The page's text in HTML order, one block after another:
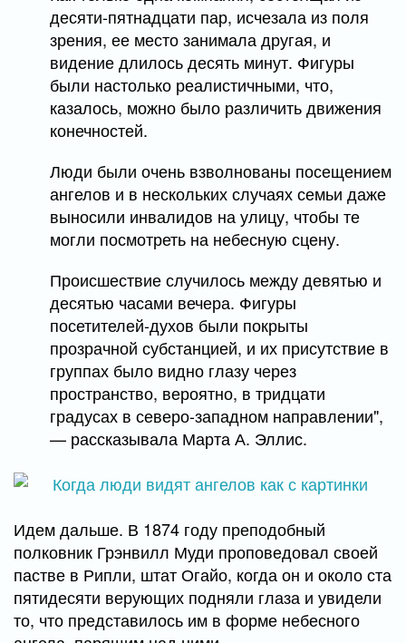
десяти-пятнадцати пар, исчезала из поля
зрения, ее место занимала другая, и
видение длилось десять минут. Фигуры
были настолько реалистичными, что,
казалось, можно было различить движения
конечностей.
Люди были очень взволнованы посещением
ангелов и в нескольких случаях семьи даже
выносили инвалидов на улицу, чтобы те
могли посмотреть на небесную сцену.
Происшествие случилось между девятью и
десятью часами вечера. Фигуры
посетителей-духов были покрыты
прозрачной субстанцией, и их присутствие в
группах было видно глазу через
пространство, вероятно, в тридцати
градусах в северо-западном направлении",
— рассказывала Марта А. Эллис.
Идем дальше. В 1874 году преподобный
полковник Грэнвилл Муди проповедовал своей
пастве в Рипли, штат Огайо, когда он и около ста
пятидесяти верующих подняли глаза и увидели
то, что представилось им в форме небесного